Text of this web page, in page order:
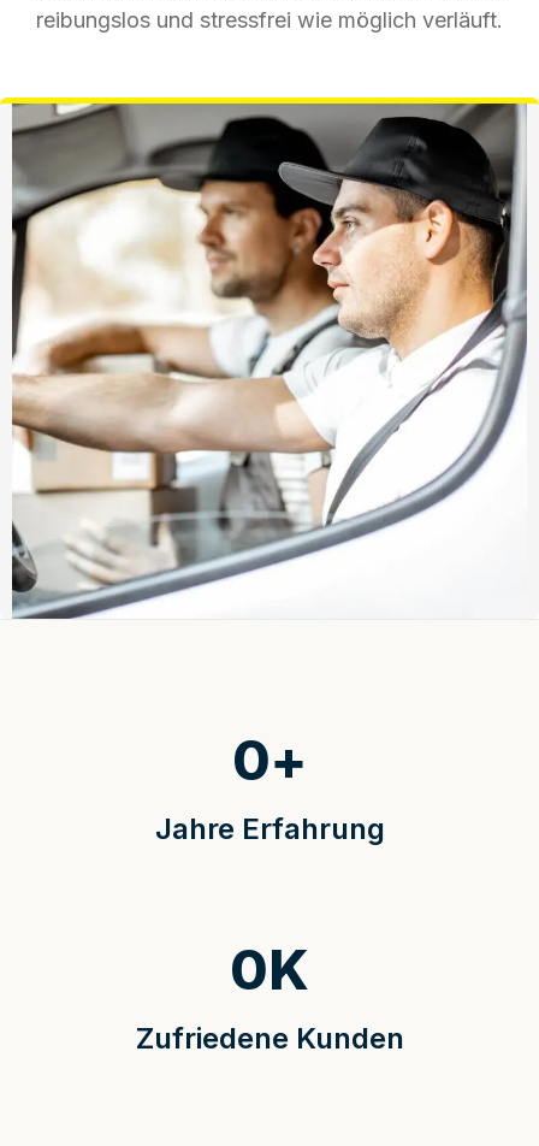
reibungslos und stressfrei wie möglich verläuft.
Jahre Erfahrung
0+
Zufriedene Kunden
0K